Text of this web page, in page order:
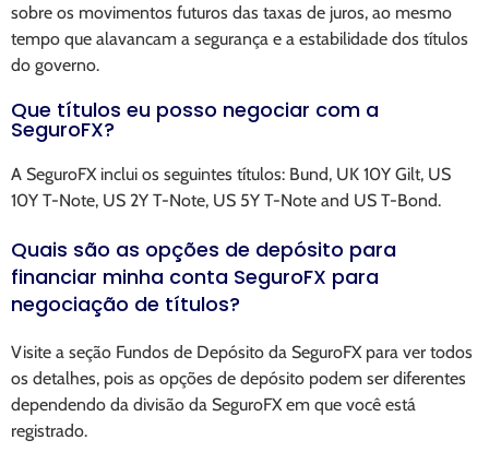
sobre os movimentos futuros das taxas de juros, ao mesmo
tempo que alavancam a segurança e a estabilidade dos títulos
do governo.
Que títulos eu posso negociar com a
SeguroFX?
A SeguroFX inclui os seguintes títulos: Bund, UK 10Y Gilt, US
10Y T-Note, US 2Y T-Note, US 5Y T-Note and US T-Bond.
Quais são as opções de depósito para
financiar minha conta SeguroFX para
negociação de títulos?
Visite a seção Fundos de Depósito da SeguroFX para ver todos
os detalhes, pois as opções de depósito podem ser diferentes
dependendo da divisão da SeguroFX em que você está
registrado.